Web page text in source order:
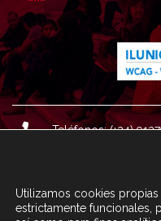
Teléfonos: (+34)
Correo :
Utilizamos cookies
estrictamente funcionales,